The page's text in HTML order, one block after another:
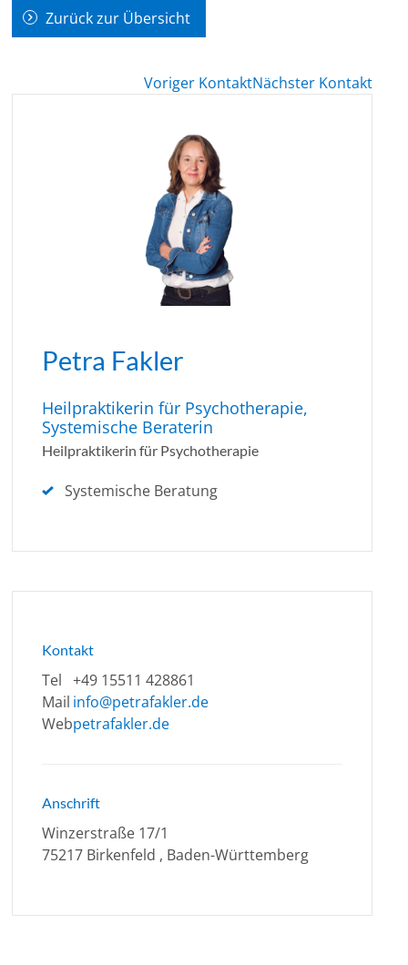
Zurück zur Übersicht
Voriger KontaktNächster Kontakt
Petra Fakler
Heilpraktikerin für Psychotherapie,
Systemische Beraterin
Heilpraktikerin für Psychotherapie
Systemische Beratung
Kontakt
Tel +49 15511 428861
Mail info@petrafakler.de
Webpetrafakler.de
Anschrift
Winzerstraße 17/1
75217 Birkenfeld , Baden-Württemberg